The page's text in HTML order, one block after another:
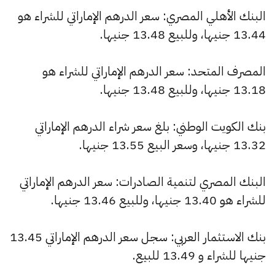
البنك الأهلي المصري: سعر الدرهم الإماراتي للشراء هو
13.44 جنيها، وللبيع 13.48 جنيها.
المصرف المتحد: سعر الدرهم الإماراتي للشراء هو
13.18 جنيها، وللبيع 13.48 جنيها.
بنك الكويت الوطني: بلغ سعر شراء الدرهم الإماراتي
13.32 جنيها، وسعر البيع 13.55 جنيها.
البنك المصري لتنمية الصادرات: سعر الدرهم الإماراتي
للشراء هو 13.40 جنيها، وللبيع 13.46 جنيها.
بنك الاستثمار العربي: سجل سعر الدرهم الإماراتي 13.45
جنيها للشراء و 13.49 للبيع.